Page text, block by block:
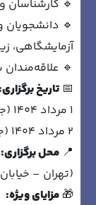
🔹 کارشناسان
🔹
آزمایشگاهی،
🔹
📅تاریخ برگزاری
1 مرداد 1404 (جلسه تئوری)
2 مرداد 1404 (جلسه عملی)
📍محل برگزاری:
(تهران –
🎁مزایای ویژه: